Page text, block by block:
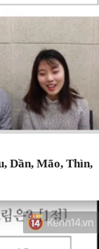
Dần, Mão, Thìn,